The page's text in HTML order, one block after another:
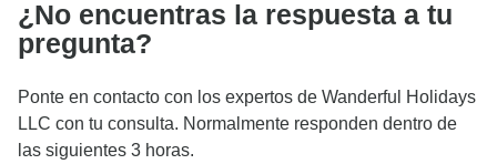
¿No encuentras la respuesta a tu
pregunta?
Ponte en contacto con los expertos de Wanderful Holidays
LLC con tu consulta. Normalmente responden dentro de
las siguientes 3 horas.